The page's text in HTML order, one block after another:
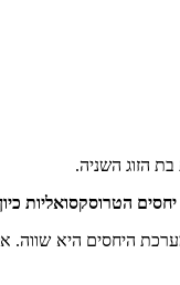
הטרוסקסואליות
היחסים היא